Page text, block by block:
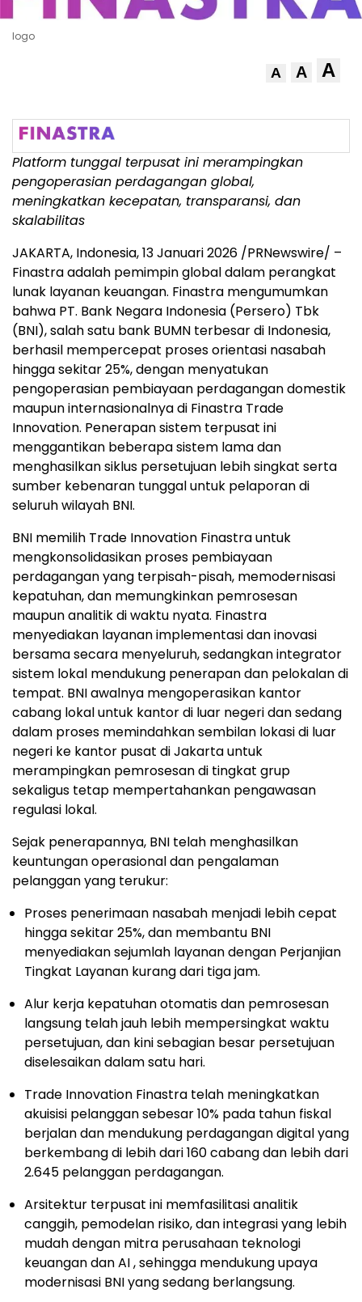
logo
A A A
Platform tunggal terpusat ini merampingkan
pengoperasian perdagangan global,
meningkatkan kecepatan, transparansi, dan
skalabilitas
JAKARTA, Indonesia,13 Januari 2026 /PRNewswire/ –
Finastra adalah pemimpin global dalam perangkat
lunak layanan keuangan. Finastra mengumumkan
bahwa PT. Bank Negara Indonesia (Persero) Tbk
(BNI), salah satu bank BUMN terbesar di Indonesia,
berhasil mempercepat proses orientasi nasabah
hingga sekitar 25%, dengan menyatukan
pengoperasian pembiayaan perdagangan domestik
maupun internasionalnya di Finastra Trade
Innovation. Penerapan sistem terpusat ini
menggantikan beberapa sistem lama dan
menghasilkan siklus persetujuan lebih singkat serta
sumber kebenaran tunggal untuk pelaporan di
seluruh wilayah BNI.
BNI memilih Trade Innovation Finastra untuk
mengkonsolidasikan proses pembiayaan
perdagangan yang terpisah-pisah, memodernisasi
kepatuhan, dan memungkinkan pemrosesan
maupun analitik di waktu nyata. Finastra
menyediakan layanan implementasi dan inovasi
bersama secara menyeluruh, sedangkan integrator
sistem lokal mendukung penerapan dan pelokalan di
tempat. BNI awalnya mengoperasikan kantor
cabang lokal untuk kantor di luar negeri dan sedang
dalam proses memindahkan sembilan lokasi di luar
negeri ke kantor pusat di Jakarta untuk
merampingkan pemrosesan di tingkat grup
sekaligus tetap mempertahankan pengawasan
regulasi lokal.
Sejak penerapannya, BNI telah menghasilkan
keuntungan operasional dan pengalaman
pelanggan yang terukur:
Proses penerimaan nasabah menjadi lebih cepat
hingga sekitar 25%, dan membantu BNI
menyediakan sejumlah layanan dengan Perjanjian
Tingkat Layanan kurang dari tiga jam.
Alur kerja kepatuhan otomatis dan pemrosesan
langsung telah jauh lebih mempersingkat waktu
persetujuan, dan kini sebagian besar persetujuan
diselesaikan dalam satu hari.
Trade Innovation Finastra telah meningkatkan
akuisisi pelanggan sebesar 10% pada tahun fiskal
berjalan dan mendukung perdagangan digital yang
berkembang di lebih dari 160 cabang dan lebih dari
2.645 pelanggan perdagangan.
Arsitektur terpusat ini memfasilitasi analitik
canggih, pemodelan risiko, dan integrasi yang lebih
mudah dengan mitra perusahaan teknologi
keuangan dan AI , sehingga mendukung upaya
modernisasi BNI yang sedang berlangsung.